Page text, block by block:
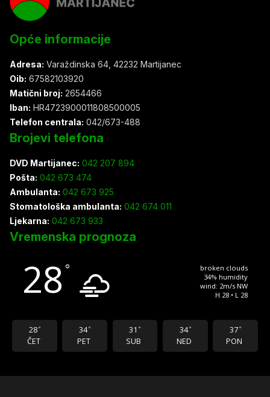
Opće informacije
Adresa: Varaždinska 64, 42232 Martijanec
Oib: 67582103920
Matični broj: 2654466
Iban: HR4723900011808500005
Telefon centrala: 042/673-488
Brojevi telefona
DVD Martijanec: 042 207 894
Pošta: 042 673 474
Ambulanta: 042 673 925
Stomatološka ambulanta: 042 674 011
Ljekarna: 042 673 933
Vremenska prognoza
28 °
broken clouds
34% humidity
wind: 2m/s NW
H 28 • L 28
28 °
ČET
34 °
PET
31 °
SUB
34 °
NED
37 °
PON